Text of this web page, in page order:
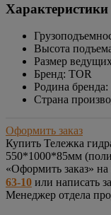
Характеристики
Высота
Размер
Бренд: TOR
Родина бренда:
Страна
Оформить заказ
Купить Тележка
550*1000*85мм
«Оформить заказ»
63-10 или написать
Менеджер отдела